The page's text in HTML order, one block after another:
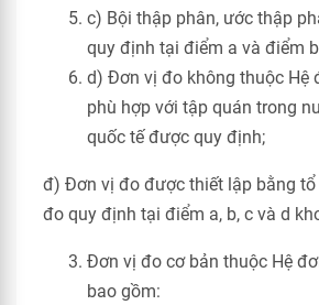
c) Bội thập phân, ước thập
quy định tại điểm a và điểm
d) Đơn vị đo không thuộc Hệ
phù hợp với tập quán trong
quốc tế được quy định;
đ) Đơn vị đo được thiết lập bằng tổ
đo quy định tại điểm a, b, c và d
Đơn vị đo cơ bản thuộc Hệ
bao gồm: